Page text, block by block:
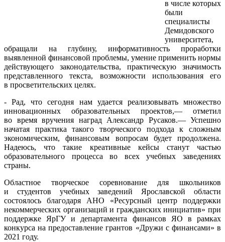
в числе которых
были
специалисты
Демидовского
университета,
обращали на глубину, информативность проработки
выявленной финансовой проблемы, умение применить нормы
действующего законодательства, практическую значимость
представленного текста, возможности использования его
в просветительских целях.
- Рад, что сегодня нам удается реализовывать множество
инновационных образовательных проектов,— отметил
во время вручения наград Александр Русаков.— Успешно
начатая практика такого творческого подхода к сложным
экономическим, финансовым вопросам будет продолжена.
Надеюсь, что такие креативные кейсы станут частью
образовательного процесса во всех учебных заведениях
страны.
Областное творческое соревнование для школьников
и студентов учебных заведений Ярославской области
состоялось благодаря АНО «Ресурсный центр поддержки
некоммерческих организаций и гражданских инициатив» при
поддержке ЯрГУ и департамента финансов ЯО в рамках
конкурса на предоставление грантов «Дружи с финансами» в
2021 году.